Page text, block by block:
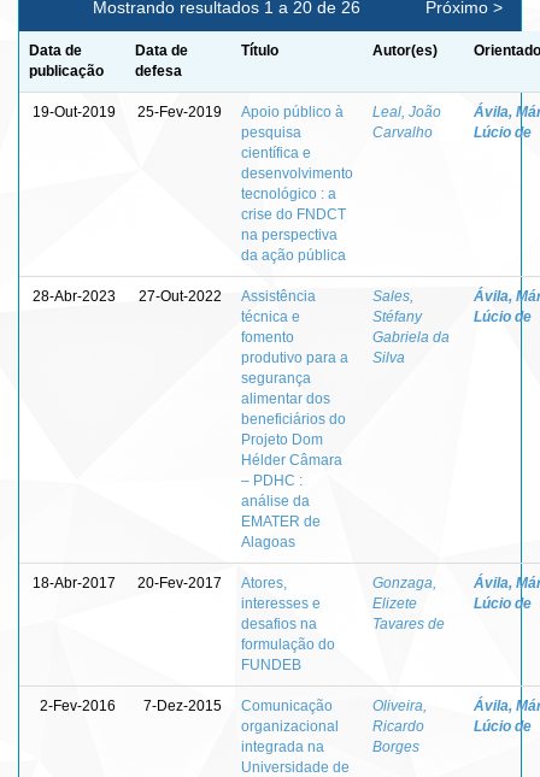
Mostrando resultados 1 a 20 de 26 Próximo >
Data de
publicação
Data de
defesa
Título Autor(es)
19-Out-2019 25-Fev-2019
Apoio público à
pesquisa
científica e
desenvolvimento
tecnológico : a
crise do FNDCT
na perspectiva
da ação pública
Leal, João
Carvalho
Ávila,
Lúcio de
28-Abr-2023 27-Out-2022
Assistência
técnica e
fomento
produtivo para a
segurança
alimentar dos
beneficiários do
Projeto Dom
Hélder Câmara
– PDHC :
análise da
EMATER de
Alagoas
Sales,
Stéfany
Gabriela da
Silva
Ávila,
Lúcio de
18-Abr-2017 20-Fev-2017
Atores,
interesses e
desafios na
formulação do
FUNDEB
Gonzaga,
Elizete
Tavares de
Ávila,
Lúcio de
2-Fev-2016 7-Dez-2015
Comunicação
organizacional
integrada na
Universidade de
Oliveira,
Ricardo
Borges
Ávila,
Lúcio de